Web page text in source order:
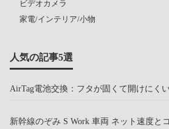
ビデオカメラ
家電/インテリア/小物
人気の記事5選
AirTag電池交換：フタが固くて開けにく
新幹線のぞみ S Work 車両 ネット速度と